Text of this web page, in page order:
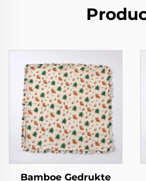
Bamboe Gedrukte